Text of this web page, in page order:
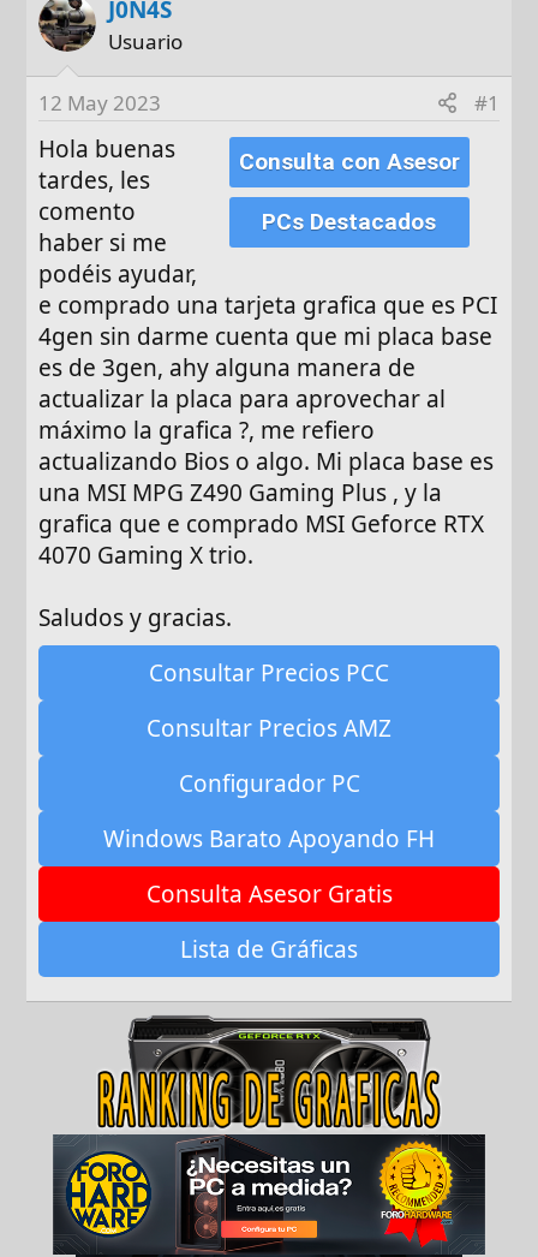
t
o
r
c
h
e
i
i
o
J0N4S
Usuario
12 May 2023 #1
Consulta con Asesor
PCs Destacados
Hola buenas
tardes, les
comento
haber si me
podéis ayudar,
e comprado una tarjeta grafica que es PCI
4gen sin darme cuenta que mi placa base
es de 3gen, ahy alguna manera de
actualizar la placa para aprovechar al
máximo la grafica ?, me refiero
actualizando Bios o algo. Mi placa base es
una MSI MPG Z490 Gaming Plus , y la
grafica que e comprado MSI Geforce RTX
4070 Gaming X trio.
Saludos y gracias.
Consultar Precios PCC
Consultar Precios AMZ
Configurador PC
Windows Barato Apoyando FH
Consulta Asesor Gratis
Lista de Gráficas